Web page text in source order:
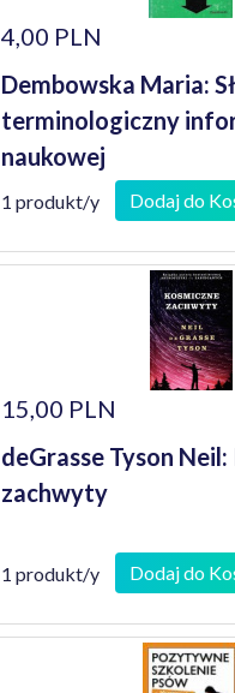
4,00 PLN
Dembowska Maria:
terminologiczny
naukowej
1 produkt/y Dodaj do
15,00 PLN
deGrasse Tyson
zachwyty
1 produkt/y Dodaj do